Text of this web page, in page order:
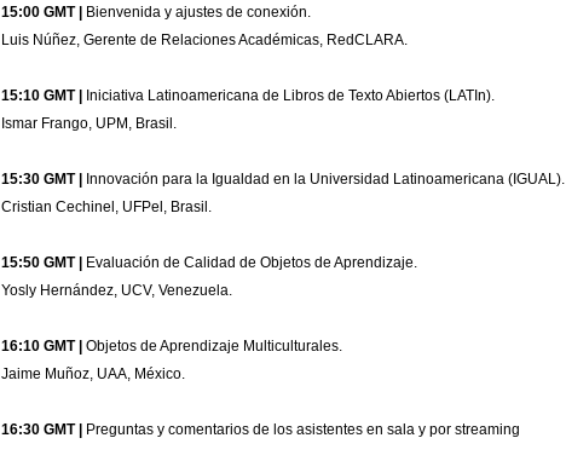
15:00 GMT |
Bienvenida y ajustes de conexión.
Luis Núñez, Gerente de Relaciones Académicas, RedCLARA.
15:10 GMT |
Iniciativa Latinoamericana de Libros de Texto Abiertos (LATIn).
Ismar Frango, UPM, Brasil.
15:30 GMT |
Innovación para la Igualdad en la Universidad Latinoamericana (IGUAL).
Cristian Cechinel, UFPel, Brasil.
15:50 GMT |
Evaluación de Calidad de Objetos de Aprendizaje.
Yosly Hernández, UCV, Venezuela.
16:10 GMT | Objetos de Aprendizaje Multiculturales.
Jaime Muñoz, UAA, México.
16:30 GMT | Preguntas y comentarios de los asistentes en sala y por streaming